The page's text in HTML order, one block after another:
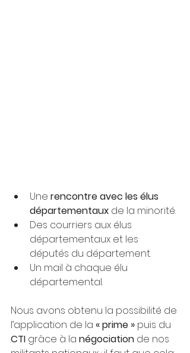
Une rencontre avec les élus
départementaux de la minorité.
Des courriers aux élus
départementaux et les
députés du département.
Un mail à chaque élu
départemental.
Nous avons obtenu la possibilité de
l’application de la « prime » puis du
CTI grâce à la négociation de nos